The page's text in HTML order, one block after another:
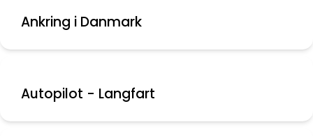
Ankring i Danmark
Autopilot - Langfart